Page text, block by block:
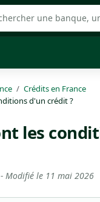
Crédits en France
d'un crédit ?
les
Modifié le 11 mai 2026